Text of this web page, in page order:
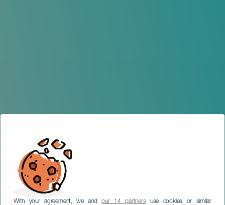
With your agreement, we andour 14 partnersuse cookies or similar